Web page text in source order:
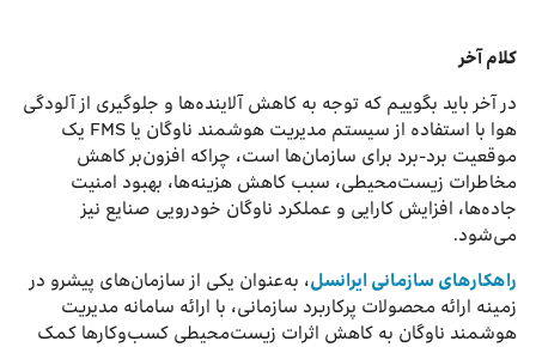
کلام آخر
در آخر باید بگوییم که توجه به کاهش آلاینده‌ها و جلوگیری از آلودگی
هوا با استفاده از سیستم مدیریت هوشمند ناوگان یا FMS یک
موقعیت برد-برد برای سازمان‌ها است، چراکه افزون‌بر کاهش
مخاطرات زیست‌محیطی، سبب کاهش هزینه‌ها، بهبود امنیت
جادهها، افزایش کارایی و عملکرد ناوگان خودرویی صنایع نیز
می‌شود.
راهکارهای سازمانی ایرانسل، به‌عنوان یکی از سازمان‌های پیشرو در
زمینه ارائه محصولات پرکاربرد سازمانی، با ارائه سامانه مدیریت
هوشمند ناوگان به کاهش اثرات زیست‌محیطی کسب‌وکارها کمک